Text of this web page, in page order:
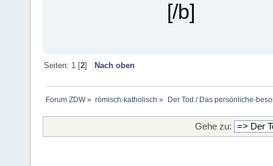
[/b]
Seiten: 1[2] Nach oben
Forum ZDW» römisch-katholisch » Der Tod / Das persönliche-
Gehe zu: